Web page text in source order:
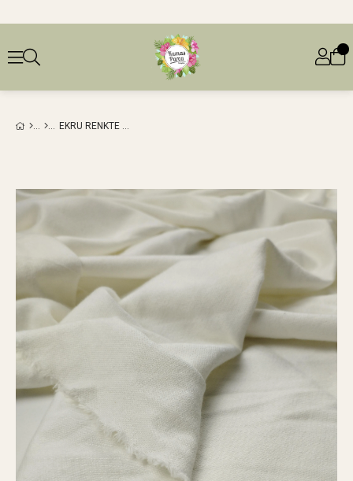
EKRU RENKTE YUMUŞACIK İNTERLOK ÖRME (EN 160 CM X BOY 325 CM)